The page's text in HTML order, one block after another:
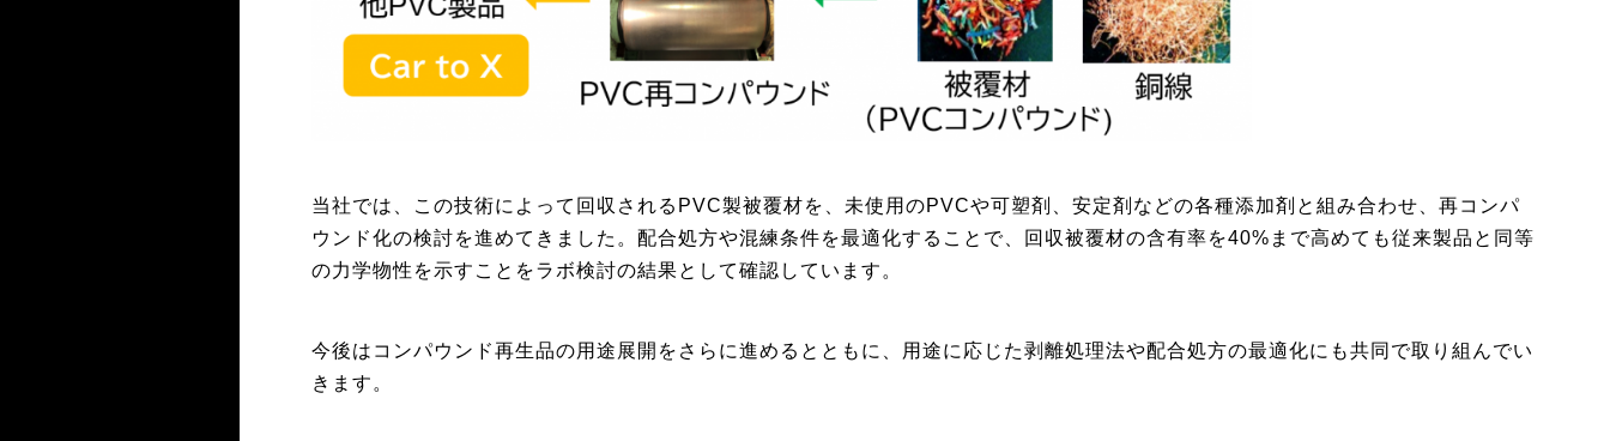
当社では、この技術によって回収されるPVC製被覆材を、未使用のPVCや可塑剤、安定剤などの各種添加剤と組み合わせ、再コンパ
ウンド化の検討を進めてきました。配合処方や混練条件を最適化することで、回収被覆材の含有率を40%まで高めても従来製品と同等
の力学物性を示すことをラボ検討の結果として確認しています。
今後はコンパウンド再生品の用途展開をさらに進めるとともに、用途に応じた剥離処理法や配合処方の最適化にも共同で取り組んでい
きます。